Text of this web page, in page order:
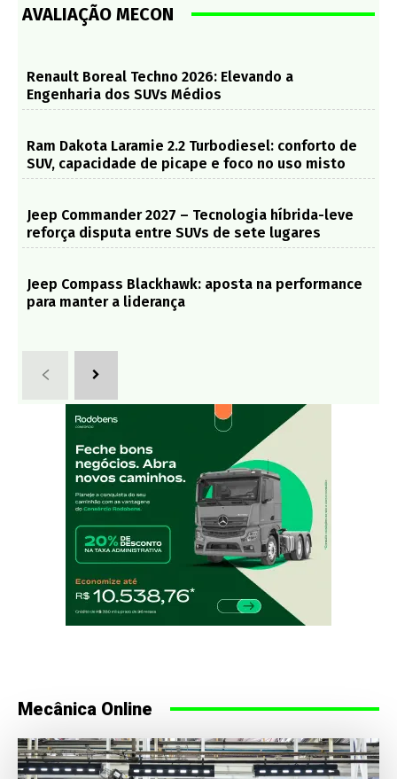
AVALIAÇÃO MECON
Renault Boreal Techno 2026: Elevando a
Engenharia dos SUVs Médios
Ram Dakota Laramie 2.2 Turbodiesel: conforto de
SUV, capacidade de picape e foco no uso misto
Jeep Commander 2027 – Tecnologia híbrida-leve
reforça disputa entre SUVs de sete lugares
Jeep Compass Blackhawk: aposta na performance
para manter a liderança
Mecânica Online